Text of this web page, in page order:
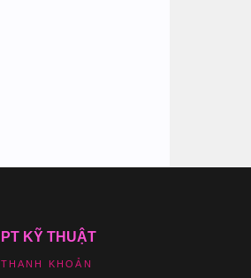
PT KỸ THUẬT
THANH KHOẢN